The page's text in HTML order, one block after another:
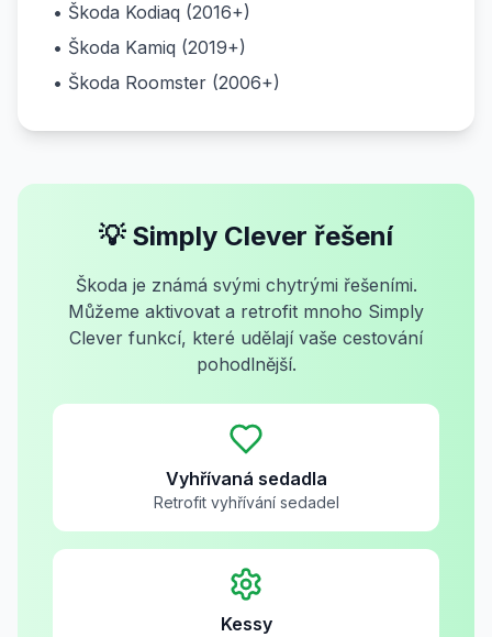
• Škoda Kodiaq (2016+)
• Škoda Kamiq (2019+)
• Škoda Roomster (2006+)
💡 Simply Clever řešení
Škoda je známá svými chytrými řešeními.
Můžeme aktivovat a retrofit mnoho Simply
Clever funkcí, které udělají vaše cestování
pohodlnější.
Vyhřívaná sedadla
Retrofit vyhřívání sedadel
Kessy